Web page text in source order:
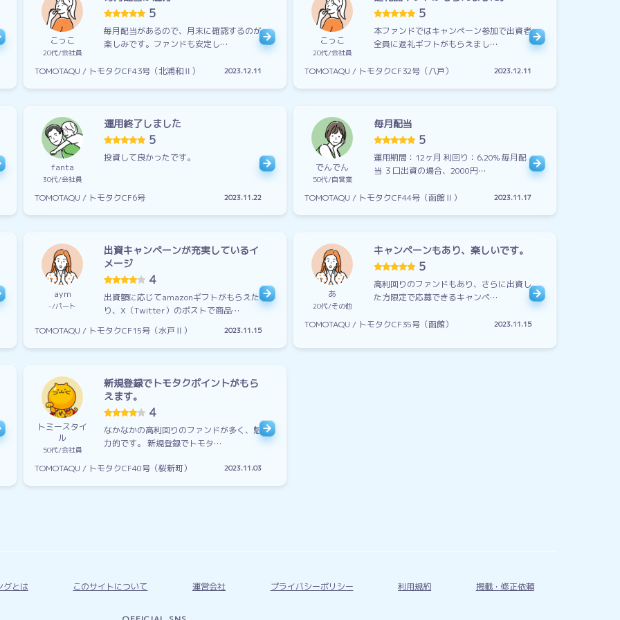
こっこ
20代 会社員
5
毎月配当があるので、月末に確認するのが
楽しみです。ファンドも安定し…
TOMOTAQU / トモタクCF43号（北浦和Ⅱ） 2023.12.11
こっこ
20代 会社員
5
本ファンドではキャンペーン参加で出資者
全員に返礼ギフトがもらえまし…
TOMOTAQU / トモタクCF32号（八戸） 2023.12.11
fanta
30代 会社員
運用終了しました
5
投資して良かったです。
TOMOTAQU / トモタクCF6号 2023.11.22
でんでん
50代 自営業
毎月配当
5
運用期間：12ヶ月 利回り：6.20% 毎月配
当 ３口出資の場合、2000円…
TOMOTAQU / トモタクCF44号（函館Ⅱ） 2023.11.17
aym
- パート
出資キャンペーンが充実しているイ
メージ
4
出資額に応じてamazonギフトがもらえた
り、X（Twitter）のポストで商品…
TOMOTAQU / トモタクCF15号（水戸Ⅱ）
2023.11.15
あ
20代 その他
キャンペーンもあり、楽しいです。
5
高利回りのファンドもあり、さらに出資し
た方限定で応募できるキャンペ…
TOMOTAQU / トモタクCF35号（函館） 2023.11.15
トミースタイ
ル
50代 会社員
新規登録でトモタクポイントがもら
えます。
4
なかなかの高利回りのファンドが多く、魅
力的です。 新規登録でトモタ…
TOMOTAQU / トモタクCF40号（桜新町） 2023.11.03
グとは このサイトについて 運営会社 プライバシーポリシー 利用規約 掲載・修正依頼